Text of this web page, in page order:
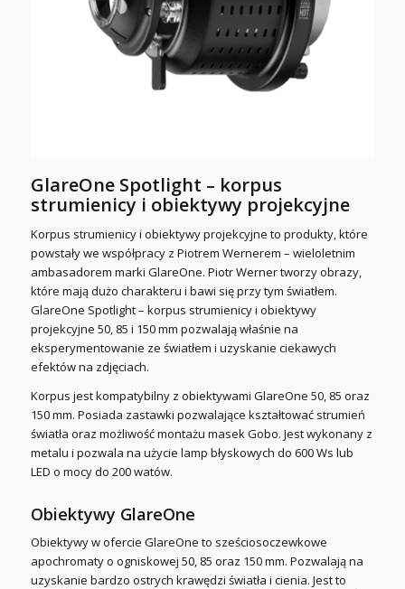
GlareOne Spotlight – korpus
strumienicy i obiektywy projekcyjne
Korpus strumienicy i obiektywy projekcyjne to produkty, które
powstały we współpracy z Piotrem Wernerem – wieloletnim
ambasadorem marki GlareOne. Piotr Werner tworzy obrazy,
które mają dużo charakteru i bawi się przy tym światłem.
GlareOne Spotlight – korpus strumienicy i obiektywy
projekcyjne 50, 85 i 150 mm pozwalają właśnie na
eksperymentowanie ze światłem i uzyskanie ciekawych
efektów na zdjęciach.
Korpus jest kompatybilny z obiektywami GlareOne 50, 85 oraz
150 mm. Posiada zastawki pozwalające kształtować strumień
światła oraz możliwość montażu masek Gobo. Jest wykonany z
metalu i pozwala na użycie lamp błyskowych do 600 Ws lub
LED o mocy do 200 watów.
Obiektywy GlareOne
Obiektywy w ofercie GlareOne to sześciosoczewkowe
apochromaty o ogniskowej 50, 85 oraz 150 mm. Pozwalają na
uzyskanie bardzo ostrych krawędzi światła i cienia. Jest to